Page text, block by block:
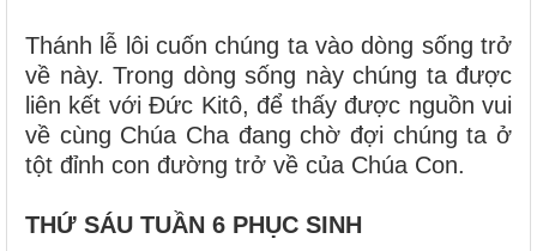
Thánh lễ lôi cuốn chúng ta vào dòng sống trở
về này. Trong dòng sống này chúng ta được
liên kết với Đức Kitô, để thấy được nguồn vui
về cùng Chúa Cha đang chờ đợi chúng ta ở
tột đỉnh con đường trở về của Chúa Con.
THỨ SÁU TUẦN 6 PHỤC SINH